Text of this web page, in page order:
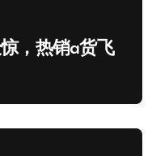
，热销a货飞